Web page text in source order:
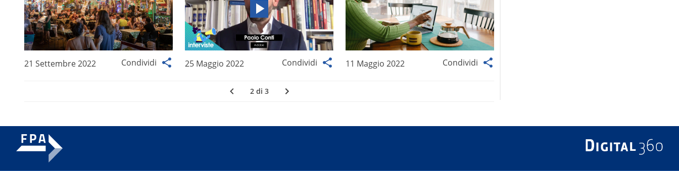
21 Settembre 2022 Condividi 25 Maggio 2022 Condividi 11 Maggio 2022 Condividi
2 di 3